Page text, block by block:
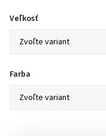
Veľkosť
Farba